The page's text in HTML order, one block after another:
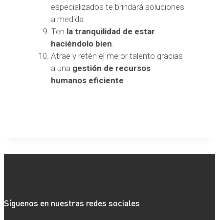
especializados te brindará soluciones
a medida.
Ten la tranquilidad de estar
haciéndolo bien
Atrae y retén el mejor talento gracias
a una gestión de recursos
humanos eficiente
Síguenos en nuestras redes sociales